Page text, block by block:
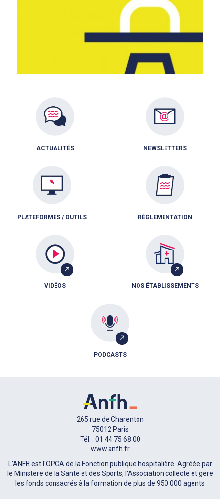
ACTUALITÉS NEWSLETTERS
PLATEFORMES / OUTILS RÈGLEMENTATION
VIDÉOS NOS ÉTABLISSEMENTS
PODCASTS
265 rue de Charenton
75012 Paris
Tél. : 01 44 75 68 00
www.anfh.fr
L'ANFH est l'OPCA de la Fonction publique hospitalière. Agréée par
le Ministère de la Santé et des Sports, l'Association collecte et gère
les fonds consacrés à la formation de plus de 950 000 agents